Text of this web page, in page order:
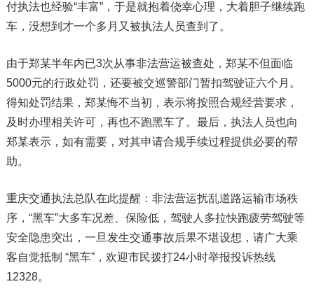
付执法也经验“丰富”，于是就抱着侥幸心理，大着胆子继续跑
车，没想到才一个多月又被执法人员查到了。
由于郑某半年内已3次从事非法营运被查处，郑某不但面临
5000元的行政处罚，还要被交巡警部门暂扣驾驶证六个月。
得知处罚结果，郑某悔不当初，表示将按照合规经营要求，
及时办理相关许可，再也不跑黑车了。最后，执法人员也向
郑某表示，如有需要，对其申请合规手续过程提供必要的帮
助。
重庆交通执法总队在此提醒：非法营运扰乱道路运输市场秩
序，“黑车”大多车况差、保险低，驾驶人多拉快跑疲劳驾驶等
安全隐患突出，一旦发生交通事故后果不堪设想，请广大乘
客自觉抵制 “黑车”，欢迎市民拨打24小时举报投诉热线
12328。